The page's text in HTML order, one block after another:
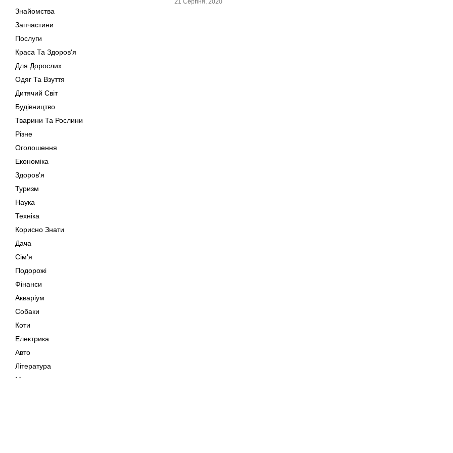
Знайомства
Запчастини
Послуги
Краса Та Здоров'я
Для Дорослих
Одяг Та Взуття
Дитячий Світ
Будівництво
Тварини Та Рослини
Різне
Оголошення
Економіка
Здоров'я
Туризм
Наука
Техніка
Корисно Знати
Дача
Сім'я
Подорожі
Фінанси
Акваріум
Собаки
Коти
Електрика
Авто
Література
Музика
21 Серпня, 2020